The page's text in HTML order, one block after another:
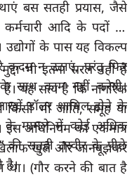
बस सतही प्रयास, जैसे
आदि के पदों पर
के पास यह विकल्प
कदम न उठाएं, परंतु फिर
साथ काम नहीं करेगी।
डॉलर शामिल होने के
के मामले में कोई अधिक
” की सतही तस्वीर के पीछे
है।
भी इतना सरल नहीं है
हैं। यह सत्य है कि नागरिक
किसी भी जाति, समूह या
इस अधिनियम का एकमात्र
खुले और जानबूझकर
(गौर करने की बात है